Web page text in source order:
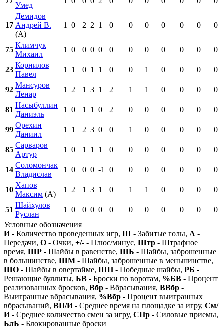
Умед
17
Демидов
Андрей В.
(А)
1 0 2 2 1 0 0 0 0 0 0 0
75
Климчук
Михаил
1 0 0 0 0 0 0 0 0 0 0 0
23
Корнилов
Павел
1 1 0 1 1 0 0 1 0 0 0 0
92
Мансуров
Ленар
1 2 1 3 1 2 1 1 0 0 0 0
81
Насыбуллин
Даниэль
1 0 1 1 0 2 0 0 0 0 0 0
99
Орехин
Даниил
1 1 2 3 0 0 1 0 0 0 0 0
85
Сарваров
Артур
1 0 1 1 1 0 0 0 0 0 0 0
14
Соломончак
Владислав
1 0 0 0 -1 0 0 0 0 0 0 0
10
Хапов
Максим (А)
1 2 1 3 1 0 1 1 0 0 0 0
51
Шайхулов
Руслан
1 0 0 0 0 0 0 0 0 0 0
0
Условные обозначения
И- Количество проведенных игр, Ш - Забитые голы, А -
Передачи, О - Очки, +/- - Плюс/минус, Штр - Штрафное
время, ШР - Шайбы в равенстве, ШБ - Шайбы, заброшенные
в большинстве, ШМ - Шайбы, заброшенные в меньшинстве,
ШО - Шайбы в овертайме, ШП - Победные шайбы, РБ -
Решающие буллиты, БВ - Броски по воротам, %БВ - Процент
реализованных бросков, Вбр - Вбрасывания, ВВбр -
Выигранные вбрасывания, %Вбр - Процент выигранных
вбрасываний, ВП/И- Среднее время на площадке за игру, См/
И- Среднее количество смен за игру, СПр - Силовые приемы,
БлБ - Блокированные броски